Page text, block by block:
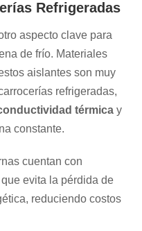
Refrigeradas
aspecto clave para
de frío. Materiales
aislantes son muy
refrigeradas,
térmica y
constante.
cuentan con
que evita la pérdida de
reduciendo costos